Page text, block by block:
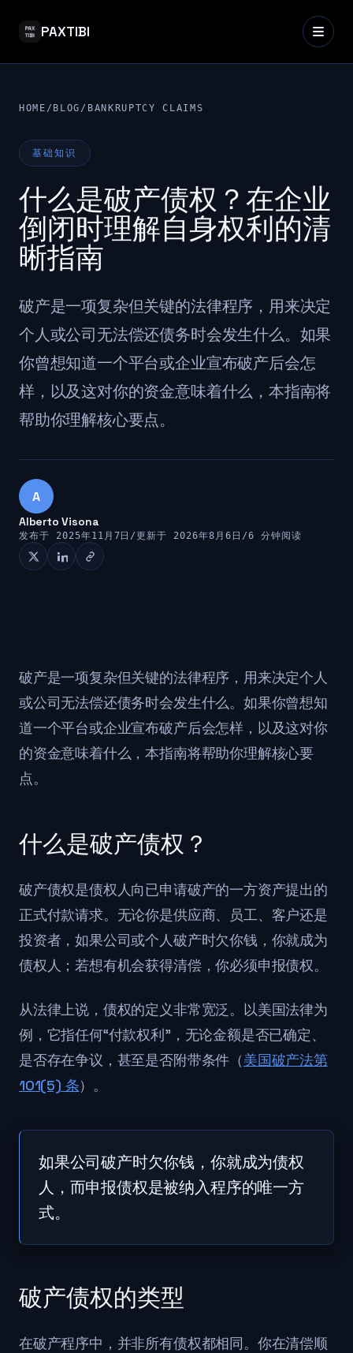
PAXTIBI
HOME / BLOG / BANKRUPTCY CLAIMS
基础知识
什么是破产债权？在企业
倒闭时理解自身权利的清
晰指南
破产是一项复杂但关键的法律程序，用来决定
个人或公司无法偿还债务时会发生什么。如果
你曾想知道一个平台或企业宣布破产后会怎
样，以及这对你的资金意味着什么，本指南将
帮助你理解核心要点。
A
Alberto Visona
发布于 2025年11月7日 /更新于 2026年8月6日 /6 分钟阅读
破产是一项复杂但关键的法律程序，用来决定个人
或公司无法偿还债务时会发生什么。如果你曾想知
道一个平台或企业宣布破产后会怎样，以及这对你
的资金意味着什么，本指南将帮助你理解核心要
点。
什么是破产债权？
破产债权是债权人向已申请破产的一方资产提出的
正式付款请求。无论你是供应商、员工、客户还是
投资者，如果公司或个人破产时欠你钱，你就成为
债权人；若想有机会获得清偿，你必须申报债权。
从法律上说，债权的定义非常宽泛。以美国法律为
例，它指任何“付款权利”，无论金额是否已确定、
是否存在争议，甚至是否附带条件（美国破产法第
101(5) 条）。
如果公司破产时欠你钱，你就成为债权
人，而申报债权是被纳入程序的唯一方
式。
破产债权的类型
在破产程序中，并非所有债权都相同。你在清偿顺